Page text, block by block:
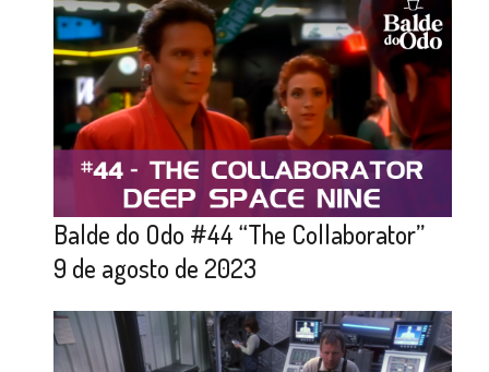
Balde do Odo #44 “The Collaborator”
9 de agosto de 2023